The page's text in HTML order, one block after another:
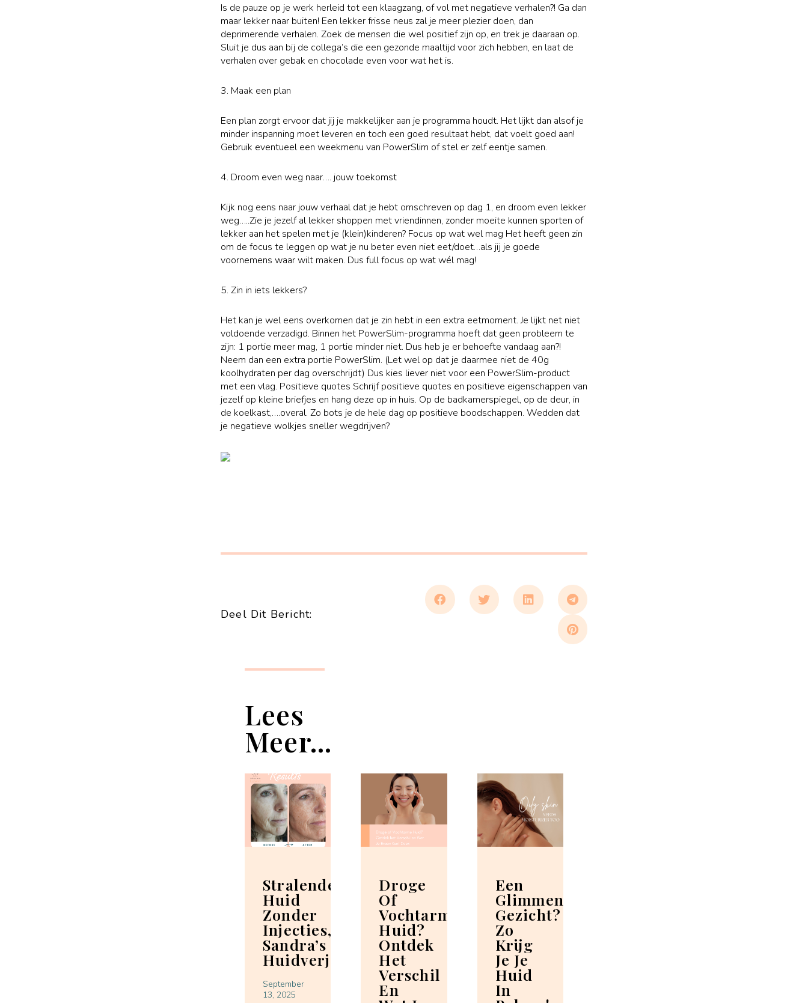
Is de pauze op je werk herleid tot een klaagzang, of vol met negatieve verhalen?! Ga dan
maar lekker naar buiten! Een lekker frisse neus zal je meer plezier doen, dan
deprimerende verhalen. Zoek de mensen die wel positief zijn op, en trek je daaraan op.
Sluit je dus aan bij de collega’s die een gezonde maaltijd voor zich hebben, en laat de
verhalen over gebak en chocolade even voor wat het is.
3. Maak een plan
Een plan zorgt ervoor dat jij je makkelijker aan je programma houdt. Het lijkt dan alsof je
minder inspanning moet leveren en toch een goed resultaat hebt, dat voelt goed aan!
Gebruik eventueel een weekmenu van PowerSlim of stel er zelf eentje samen.
4. Droom even weg naar…. jouw toekomst
Kijk nog eens naar jouw verhaal dat je hebt omschreven op dag 1, en droom even lekker
weg…..Zie je jezelf al lekker shoppen met vriendinnen, zonder moeite kunnen sporten of
lekker aan het spelen met je (klein)kinderen? Focus op wat wel mag Het heeft geen zin
om de focus te leggen op wat je nu beter even niet eet/doet…als jij je goede
voornemens waar wilt maken. Dus full focus op wat wél mag!
5. Zin in iets lekkers?
Het kan je wel eens overkomen dat je zin hebt in een extra eetmoment. Je lijkt net niet
voldoende verzadigd. Binnen het PowerSlim-programma hoeft dat geen probleem te
zijn: 1 portie meer mag, 1 portie minder niet. Dus heb je er behoefte vandaag aan?!
Neem dan een extra portie PowerSlim. (Let wel op dat je daarmee niet de 40g
koolhydraten per dag overschrijdt) Dus kies liever niet voor een PowerSlim-product
met een vlag. Positieve quotes Schrijf positieve quotes en positieve eigenschappen van
jezelf op kleine briefjes en hang deze op in huis. Op de badkamerspiegel, op de deur, in
de koelkast,….overal. Zo bots je de hele dag op positieve boodschappen. Wedden dat
je negatieve wolkjes sneller wegdrijven?
Deel Dit Bericht:
Lees
Meer...
Stralende
Huid
Zonder
Injecties,
Sandra’s
Huidverjongingservaring
September
13, 2025
Droge
Of
Vochtarme
Huid?
Ontdek
Het
Verschil
En
Een
Glimmend
Gezicht?
Zo
Krijg
Je Je
Huid
In